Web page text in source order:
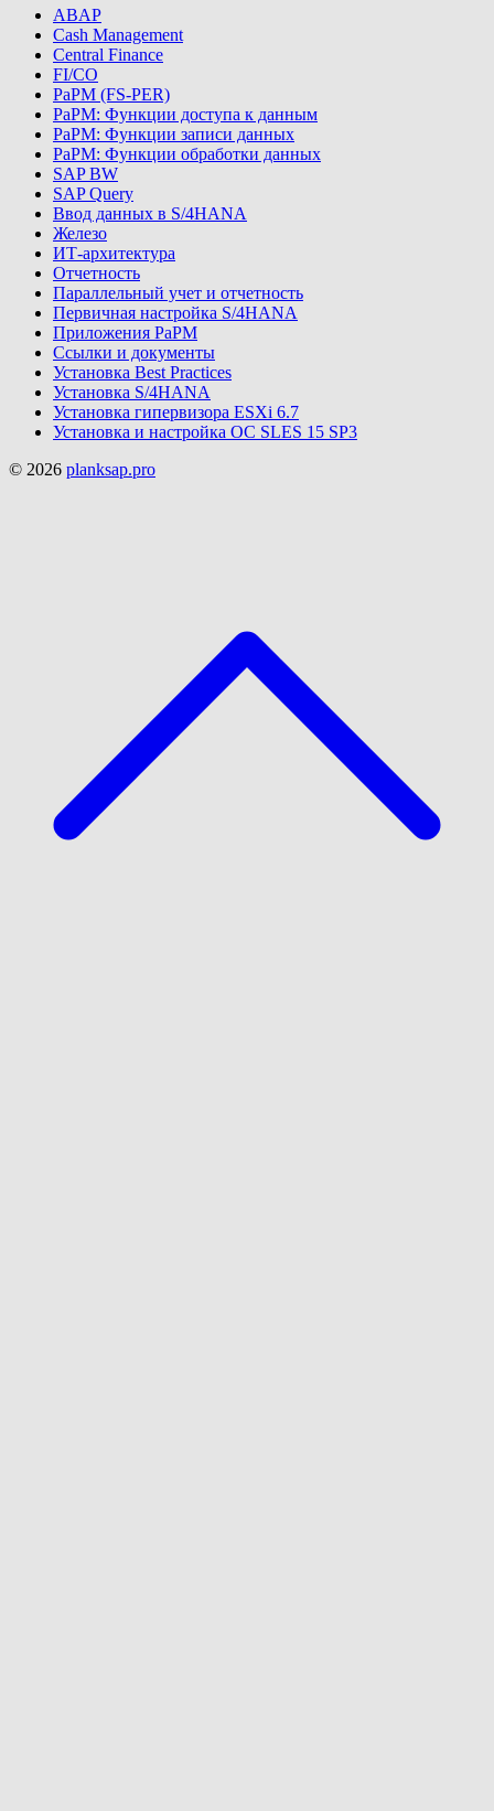
ABAP
Cash Management
Central Finance
FI/CO
PaPM (FS-PER)
PaPM: Функции доступа к данным
PaPM: Функции записи данных
PaPM: Функции обработки данных
SAP BW
SAP Query
Ввод данных в S/4HANA
Железо
ИТ-архитектура
Отчетность
Параллельный учет и отчетность
Первичная настройка S/4HANA
Приложения PaPM
Ссылки и документы
Установка Best Practices
Установка S/4HANA
Установка гипервизора ESXi 6.7
Установка и настройка ОС SLES 15 SP3
© 2026 planksap.pro